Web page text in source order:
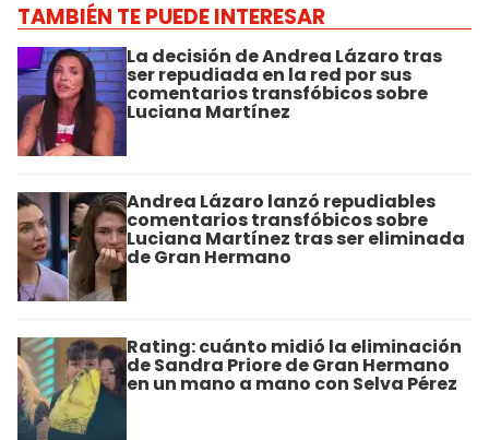
TAMBIÉN TE PUEDE INTERESAR
La decisión de Andrea Lázaro tras
ser repudiada en la red por sus
comentarios transfóbicos sobre
Luciana Martínez
Andrea Lázaro lanzó repudiables
comentarios transfóbicos sobre
Luciana Martínez tras ser eliminada
de Gran Hermano
Rating: cuánto midió la eliminación
de Sandra Priore de Gran Hermano
en un mano a mano con Selva Pérez